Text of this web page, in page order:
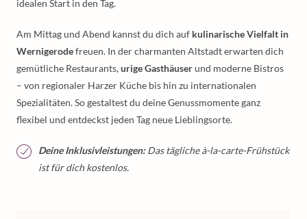
idealen Start in den Tag.
Am Mittag und Abend kannst du dich auf kulinarische Vielfalt in
Wernigerodefreuen. In der charmanten Altstadt erwarten dich
gemütliche Restaurants,urige Gasthäuserund moderne Bistros
– von regionaler Harzer Küche bis hin zu internationalen
Spezialitäten. So gestaltest du deine Genussmomente ganz
flexibel und entdeckst jeden Tag neue Lieblingsorte.
Deine Inklusivleistungen:Das tägliche à-la-carte-Frühstück
ist für dich kostenlos.